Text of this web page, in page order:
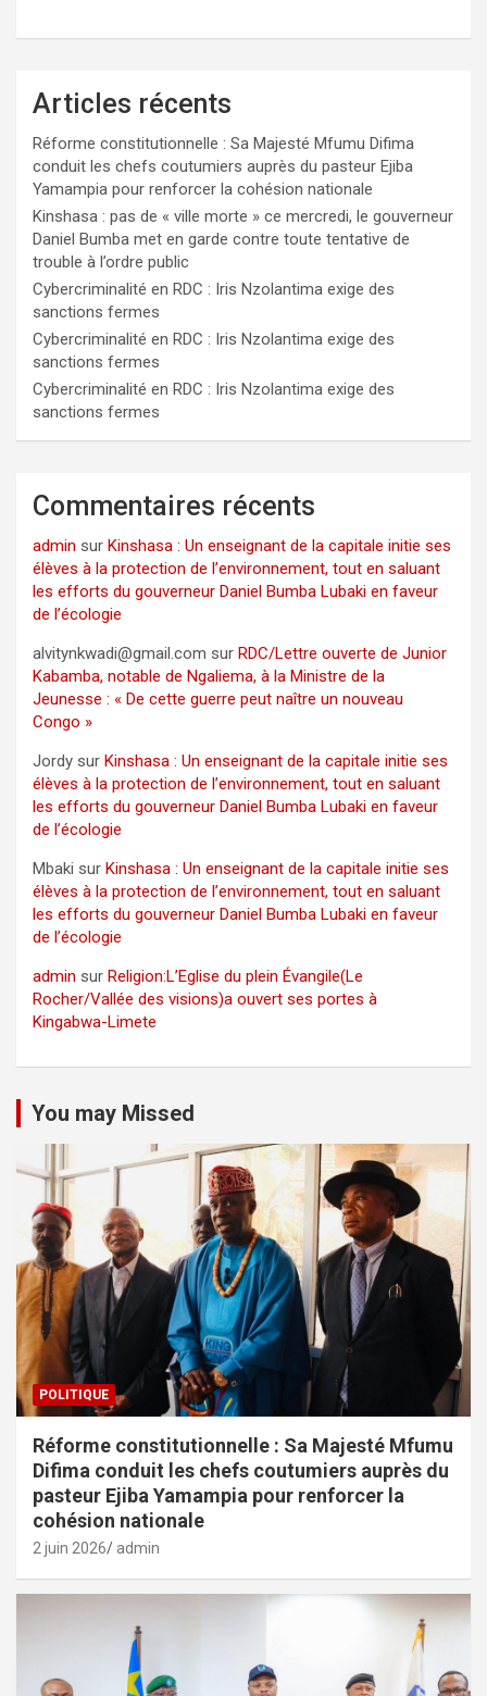
Articles récents
Réforme constitutionnelle : Sa Majesté Mfumu Difima
conduit les chefs coutumiers auprès du pasteur Ejiba
Yamampia pour renforcer la cohésion nationale
Kinshasa : pas de « ville morte » ce mercredi, le gouverneur
Daniel Bumba met en garde contre toute tentative de
trouble à l’ordre public
Cybercriminalité en RDC : Iris Nzolantima exige des
sanctions fermes
Cybercriminalité en RDC : Iris Nzolantima exige des
sanctions fermes
Cybercriminalité en RDC : Iris Nzolantima exige des
sanctions fermes
Commentaires récents
admin sur Kinshasa : Un enseignant de la capitale initie ses
élèves à la protection de l’environnement, tout en saluant
les efforts du gouverneur Daniel Bumba Lubaki en faveur
de l’écologie
alvitynkwadi@gmail.com sur RDC/Lettre ouverte de Junior
Kabamba, notable de Ngaliema, à la Ministre de la
Jeunesse : « De cette guerre peut naître un nouveau
Congo »
Jordy sur Kinshasa : Un enseignant de la capitale initie ses
élèves à la protection de l’environnement, tout en saluant
les efforts du gouverneur Daniel Bumba Lubaki en faveur
de l’écologie
Mbaki sur Kinshasa : Un enseignant de la capitale initie ses
élèves à la protection de l’environnement, tout en saluant
les efforts du gouverneur Daniel Bumba Lubaki en faveur
de l’écologie
admin sur Religion:L’Eglise du plein Évangile(Le
Rocher/Vallée des visions)a ouvert ses portes à
Kingabwa-Limete
You may Missed
POLITIQUE
Réforme constitutionnelle : Sa Majesté Mfumu
Difima conduit les chefs coutumiers auprès du
pasteur Ejiba Yamampia pour renforcer la
cohésion nationale
2 juin 2026 admin